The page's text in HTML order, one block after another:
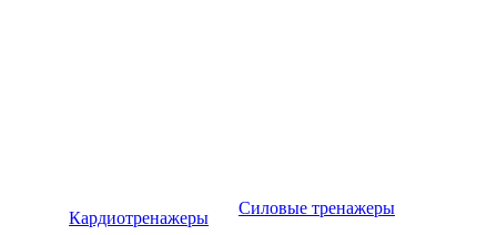
Кардиотренажеры
Силовые тренажеры